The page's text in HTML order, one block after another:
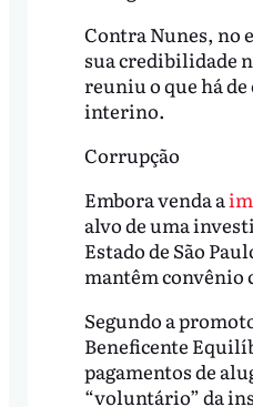
Contra Nunes, no
sua credibilidade
reuniu o que há
interino.
Corrupção
Embora venda a
alvo de uma
Estado de São
mantêm convênio
Segundo a
Beneficente
pagamentos de
“voluntário” da